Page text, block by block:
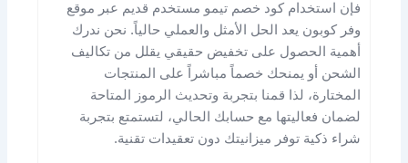
فإن استخدام كود خصم تيمو مستخدم قديم عبر موقع
وفر كوبون يعد الحل الأمثل والعملي حالياً. نحن ندرك
أهمية الحصول على تخفيض حقيقي يقلل من تكاليف
الشحن أو يمنحك خصماً مباشراً على المنتجات
المختارة، لذا قمنا بتجربة وتحديث الرموز المتاحة
لضمان فعاليتها مع حسابك الحالي، لتستمتع بتجربة
شراء ذكية توفر ميزانيتك دون تعقيدات تقنية.